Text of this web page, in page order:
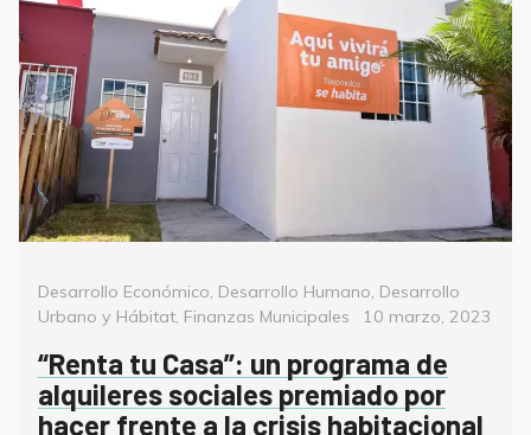
Categorías
Desarrollo Económico Desarrollo Humano Desarrollo
Urbano y Hábitat Finanzas Municipales
Posted
10 marzo, 2023
“Renta tu Casa”: un programa de
alquileres sociales premiado por
hacer frente a la crisis habitacional